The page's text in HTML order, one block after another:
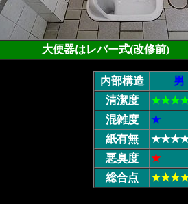
大便器はレバー式(改修前)
内部構造 男
清潔度
混雑度
★
紙有無
悪臭度
★
総合点